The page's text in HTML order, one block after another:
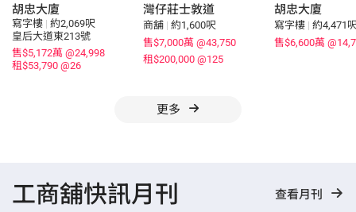
胡忠大廈
寫字樓 | 約2,069呎
皇后大道東213號
售$5,172萬 @24,998
租$53,790 @26
灣仔莊士敦道
商舖 | 約1,600呎
售$7,000萬 @43,750
租$200,000 @125
胡忠大廈
寫字樓 | 約4,471
售$6,600萬
更多
工商舖快訊月刊 查看月刊